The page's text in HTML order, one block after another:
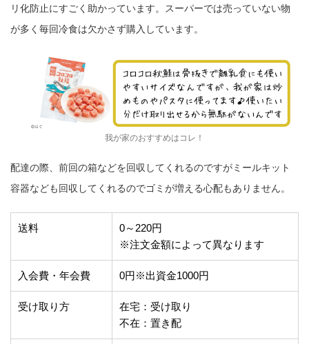
リ化防止にすごく助かっています。スーパーでは売っていない物
が多く毎回冷食は欠かさず購入しています。
我が家のおすすめはコレ！
配達の際、前回の箱などを回収してくれるのですがミールキット
容器なども回収してくれるのでゴミが増える心配もありません。
送料
0～220円
※注文金額によって異なります
入会費・年会費 0円※出資金1000円
受け取り方
在宅：受け取り
不在：置き配